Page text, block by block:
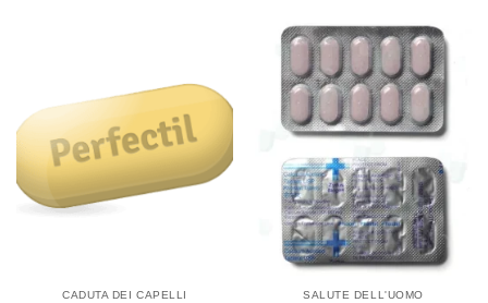
CADUTA DEI CAPELLI SALUTE DELL'UOMO